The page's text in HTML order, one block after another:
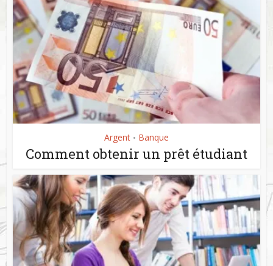
Argent • Banque
Comment obtenir un prêt étudiant